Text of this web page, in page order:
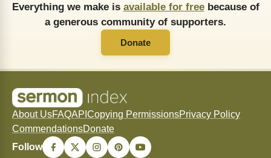
Everything we make is available for freebecause of
a generous community of supporters.
Donate
About UsFAQAPI Copying PermissionsPrivacy Policy
CommendationsDonate
Follow